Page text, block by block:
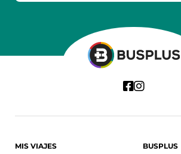
MIS VIAJES
BUSPLUS